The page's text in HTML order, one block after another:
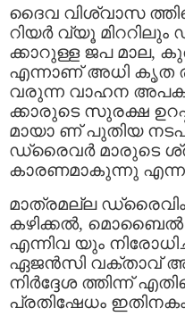
ദൈവ വിശ്വാസ
റിയര്‍ വ്യൂ
ക്കാറുള്ള ജപ മാല,
എന്നാണ് അധി കൃത
വരുന്ന വാഹന അപകട
ക്കാരുടെ സുരക്ഷ
മായാ ണ് പുതിയ
ഡ്രൈവര്‍ മാരുടെ
കാരണമാകുന്നു
മാത്രമല്ല
കഴിക്കല്‍, മൊബൈല്‍
എന്നിവ യും
ഏജന്‍സി വക്താവ്
നിര്‍ദ്ദേശ ത്തിന്ന്
പ്രതിഷേധം